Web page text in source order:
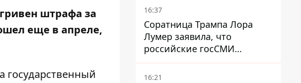
штрафа за
еще в апреле,
государственный
16:37
Соратница Трампа Лора
Лумер заявила, что
российские госСМИ
развернули против нее
пропагандистскую
16:21